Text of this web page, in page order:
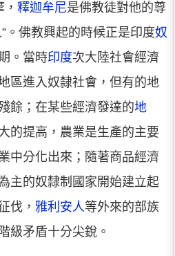
釋迦牟尼是佛教徒對他的尊
。佛教興起的時候正是印度奴
。當時印度次大陸社會經濟
區進入奴隸社會，但有的地
餘；在某些經濟發達的地
的提高，農業是生產的主要
中分化出來；隨著商品經濟
主的奴隸制國家開始建立起
伐， 雅利安人等外來的部族
級矛盾十分尖銳。